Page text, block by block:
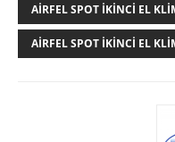
AIRFEL SPOT IKINCI EL
AIRFEL SPOT IKINCI EL